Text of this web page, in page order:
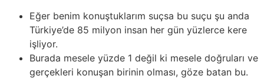
Eğer benim konuştuklarım suçsa bu suçu şu anda
Türkiye’de 85 milyon insan her gün yüzlerce kere
işliyor.
Burada mesele yüzde 1 değil ki mesele doğruları ve
gerçekleri konuşan birinin olması, göze batan bu.